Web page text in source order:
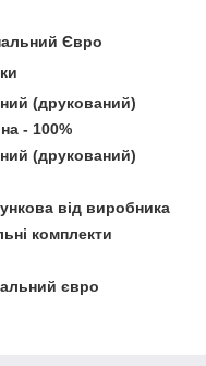
Євро
(друкований)
- 100%
(друкований)
від виробника
комплекти
євро